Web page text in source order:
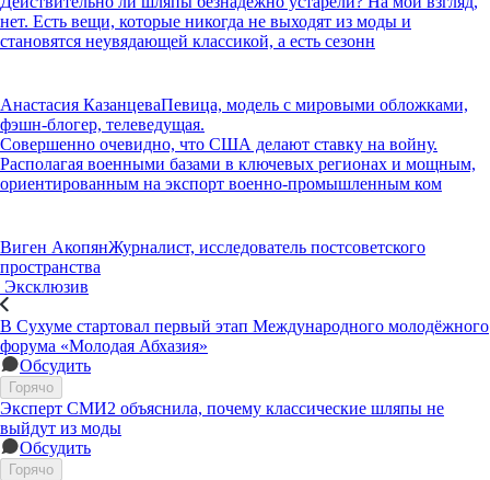
нет. Есть вещи, которые никогда не выходят из моды и
становятся неувядающей классикой, а есть сезонн
Анастасия КазанцеваПевица, модель с мировыми обложками,
фэшн-блогер, телеведущая.
Совершенно очевидно, что США делают ставку на войну.
Располагая военными базами в ключевых регионах и мощным,
ориентированным на экспорт военно-промышленным ком
Виген АкопянЖурналист, исследователь постсоветского
пространства
Эксклюзив
В Сухуме стартовал первый этап Международного молодёжного
форума «Молодая Абхазия»
Обсудить
Горячо
Эксперт СМИ2 объяснила, почему классические шляпы не
выйдут из моды
Обсудить
Горячо